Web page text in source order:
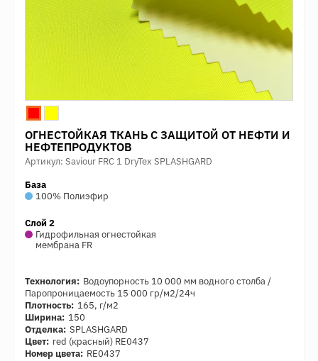
ОГНЕСТОЙКАЯ ТКАНЬ С ЗАЩИТОЙ ОТ НЕФТИ И
НЕФТЕПРОДУКТОВ
Артикул: Saviour FRC 1 DryTex SPLASHGARD
База
100% Полиэфир
Слой 2
Гидрофильная огнестойкая
мембрана FR
Технология: Водоупорность 10 000 мм водного столба /
Паропроницаемость 15 000 гр/м2/24ч
Плотность: 165, г/м2
Ширина: 150
Отделка: SPLASHGARD
Цвет: red (красный) RE0437
Номер цвета: RE0437